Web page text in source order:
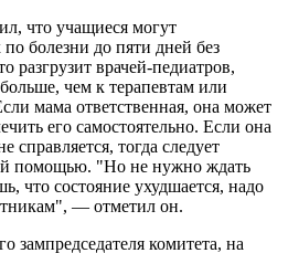
что учащиеся могут
по болезни до пяти дней без
разгрузит врачей-педиатров,
чем к терапевтам или
мама ответственная, она может
его самостоятельно. Если она
справляется, тогда следует
помощью. "Но не нужно ждать
что состояние ухудшается, надо
— отметил он.
зампредседателя комитета, на